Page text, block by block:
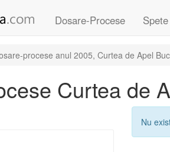
Dosare-Procese
procese anul 2005, Curtea de Apel
Curtea de
Nu